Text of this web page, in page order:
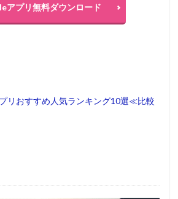
アプリ無料ダウンロード
リおすすめ人気ランキング10選≪比較